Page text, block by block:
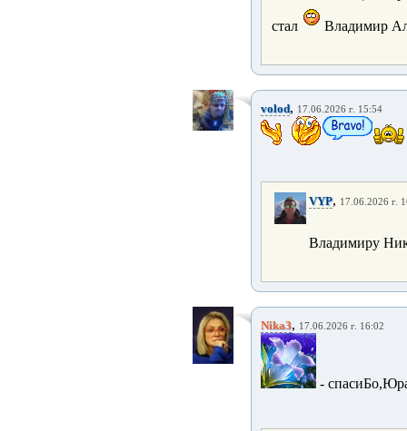
стал Владимир
volod, 17.06.2026 г. 15:54
VYP, 17.06.2026 г.
Владимиру
Nika3, 17.06.2026 г. 16:02
-